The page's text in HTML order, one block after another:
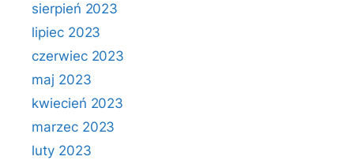
sierpień 2023
lipiec 2023
czerwiec 2023
maj 2023
kwiecień 2023
marzec 2023
luty 2023